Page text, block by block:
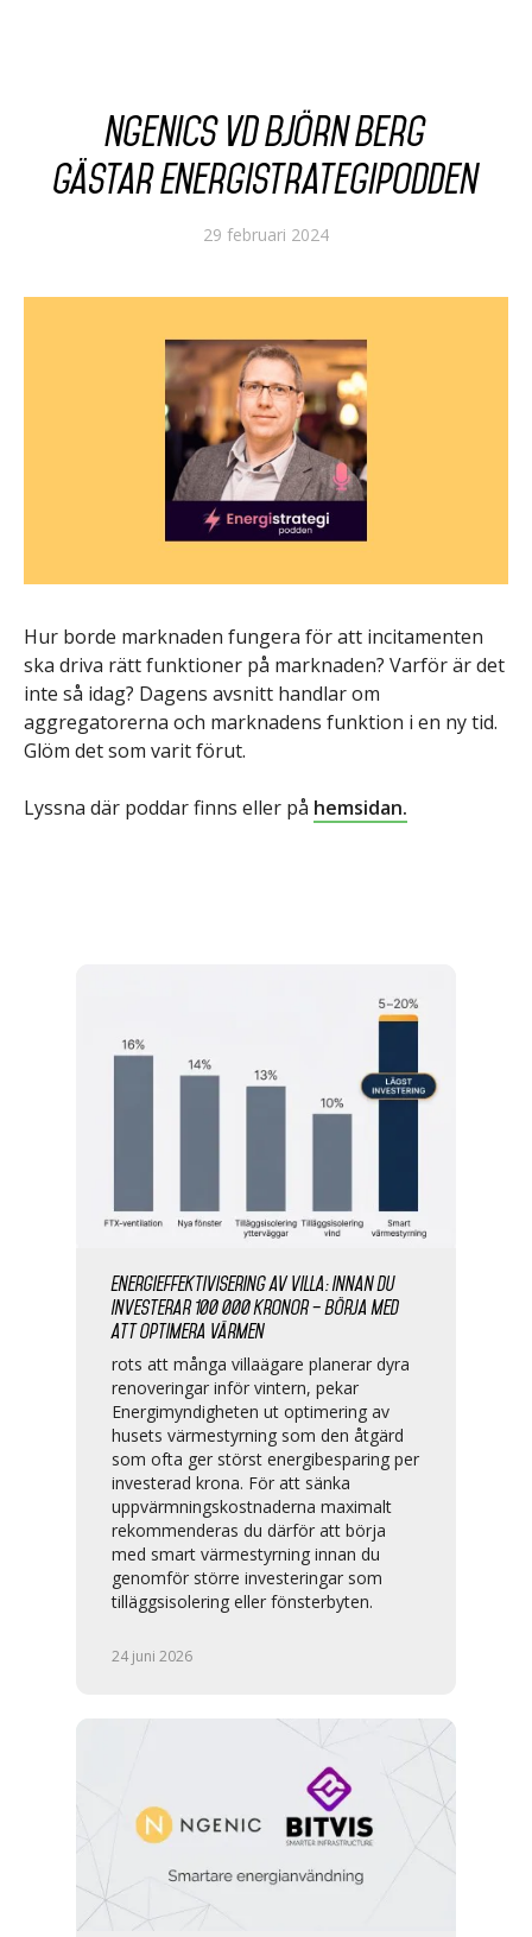
Ngenics vd Björn Berg
gästar Energistrategipodden
29 februari 2024
Hur borde marknaden fungera för att incitamenten
ska driva rätt funktioner på marknaden? Varför är det
inte så idag? Dagens avsnitt handlar om
aggregatorerna och marknadens funktion i en ny tid.
Glöm det som varit förut.
Lyssna där poddar finns eller på hemsidan.
Energieffektivisering av villa: Innan du
investerar 100 000 kronor – börja med
att optimera värmen
rots att många villaägare planerar dyra
renoveringar inför vintern, pekar
Energimyndigheten ut optimering av
husets värmestyrning som den åtgärd
som ofta ger störst energibesparing per
investerad krona. För att sänka
uppvärmningskostnaderna maximalt
rekommenderas du därför att börja
med smart värmestyrning innan du
genomför större investeringar som
tilläggsisolering eller fönsterbyten.
24 juni 2026